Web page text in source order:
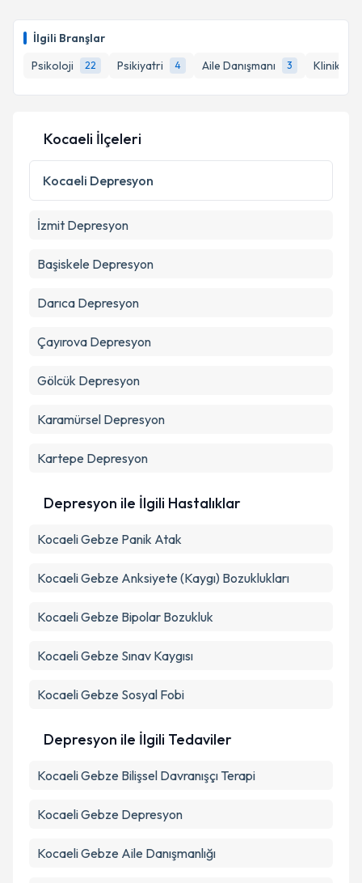
İlgili Branşlar
Psikoloji
22 Psikiyatri 4 Aile Danışmanı 3 Klinik
Takvim Talebini Gönder
E-posta Adresiniz
Metni'ni okudum ve kişisel verilerimin belirtilen
kapsamda işlenmesini kabul ediyorum.
Takvim Talebini Gönder
Kocaeli İlçeleri
Kocaeli Depresyon
İzmit Depresyon
Başiskele Depresyon
Darıca Depresyon
Çayırova Depresyon
Gölcük Depresyon
Karamürsel Depresyon
Kartepe Depresyon
Depresyon ile İlgili Hastalıklar
Kocaeli Gebze Panik Atak
Kocaeli Gebze Anksiyete (Kaygı) Bozuklukları
Kocaeli Gebze Bipolar Bozukluk
Kocaeli Gebze Sınav Kaygısı
Kocaeli Gebze Sosyal Fobi
Depresyon ile İlgili Tedaviler
Kocaeli Gebze Bilişsel Davranışçı Terapi
Kocaeli Gebze Depresyon
Kocaeli Gebze Aile Danışmanlığı